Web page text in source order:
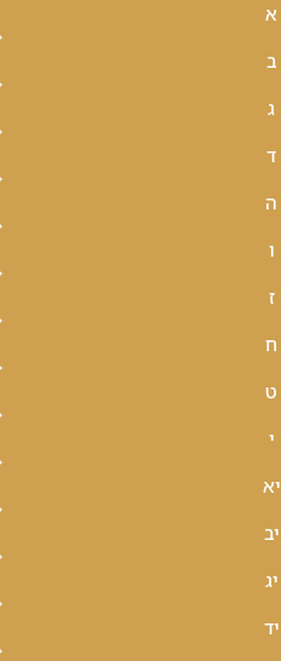
א
ב
ג
ד
ה
ו
ז
ח
ט
י
יא
יב
יג
יד